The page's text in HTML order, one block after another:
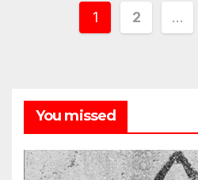
Пагинация
1 2 …
You missed